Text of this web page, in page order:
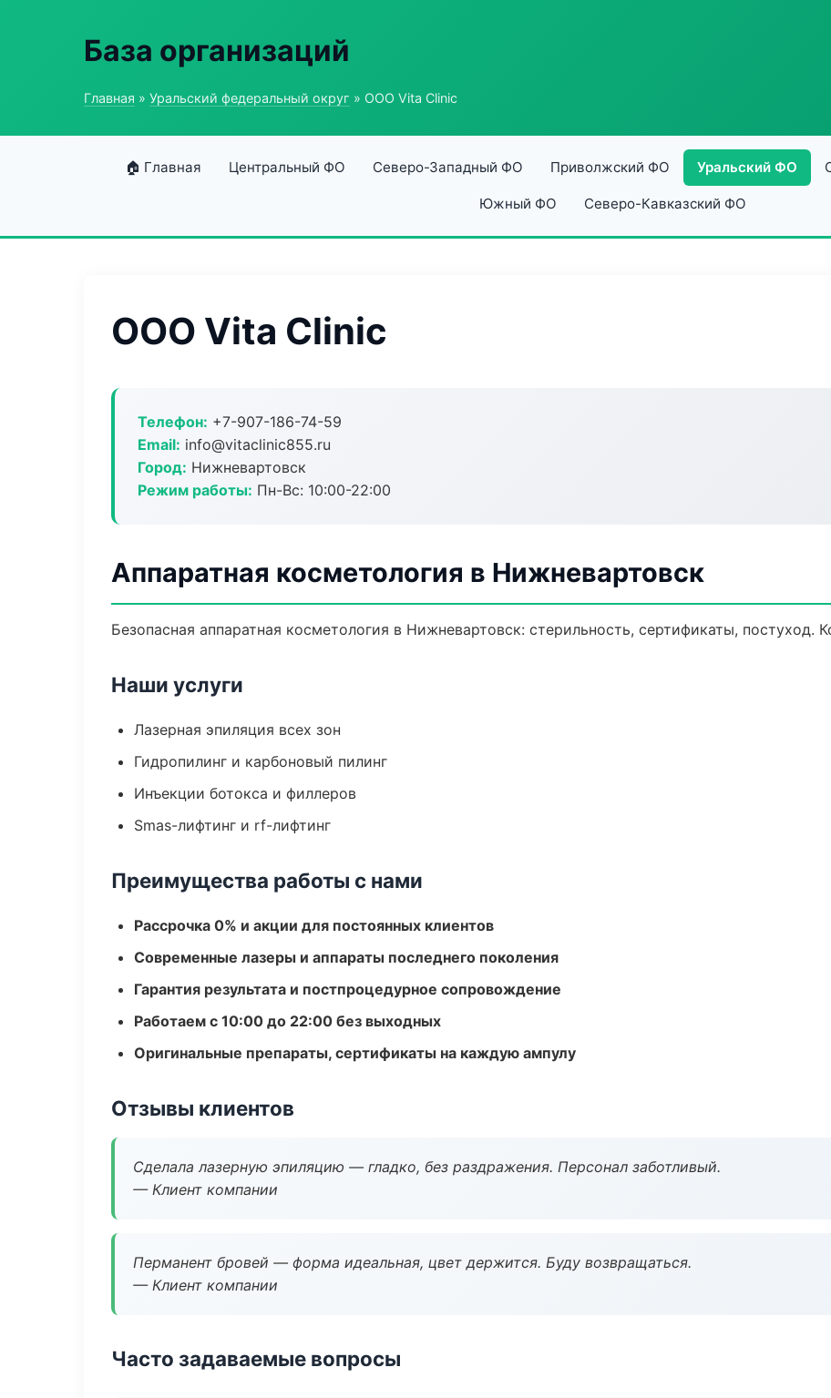
База организаций
Главная » Уральский федеральный округ » ООО Vita Clinic
🏠 Главная Центральный ФО Северо-Западный ФО Приволжский ФО Уральский ФО
Южный ФО Северо-Кавказский ФО
ООО Vita Clinic
Телефон: +7-907-186-74-59
Email: info@vitaclinic855.ru
Город: Нижневартовск
Режим работы: Пн-Вс: 10:00-22:00
Аппаратная косметология в Нижневартовск
Безопасная аппаратная косметология в Нижневартовск: стерильность, сертификаты, постуход.
Наши услуги
Лазерная эпиляция всех зон
Гидропилинг и карбоновый пилинг
Инъекции ботокса и филлеров
Smas-лифтинг и rf-лифтинг
Преимущества работы с нами
Рассрочка 0% и акции для постоянных клиентов
Современные лазеры и аппараты последнего поколения
Гарантия результата и постпроцедурное сопровождение
Работаем с 10:00 до 22:00 без выходных
Оригинальные препараты, сертификаты на каждую ампулу
Отзывы клиентов
Сделала лазерную эпиляцию — гладко, без раздражения. Персонал заботливый.
— Клиент компании
Перманент бровей — форма идеальная, цвет держится. Буду возвращаться.
— Клиент компании
Часто задаваемые вопросы